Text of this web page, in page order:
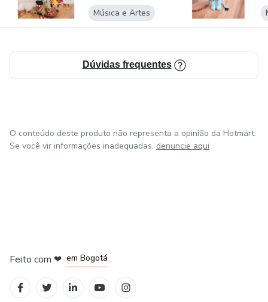
Música e Artes
Dúvidas frequentes
O conteúdo deste produto não representa a opinião da Hotmart.
Se você vir informações inadequadas, denuncie aqui
Feito com ❤ em Bogotá